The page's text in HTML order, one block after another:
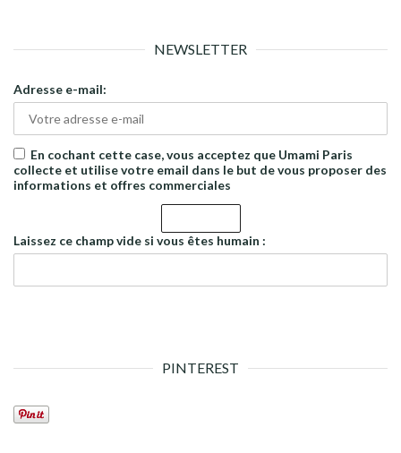
NEWSLETTER
Adresse e-mail:
En cochant cette case, vous acceptez que Umami Paris
collecte et utilise votre email dans le but de vous proposer des
informations et offres commerciales
Laissez ce champ vide si vous êtes humain :
PINTEREST